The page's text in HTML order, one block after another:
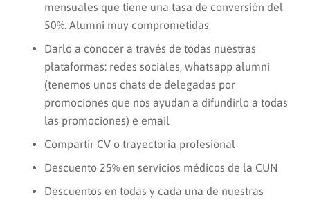
mensuales que tiene una tasa de conversión del
50%. Alumni muy comprometidas
Darlo a conocer a través de todas nuestras
plataformas: redes sociales, whatsapp alumni
(tenemos unos chats de delegadas por
promociones que nos ayudan a difundirlo a todas
las promociones) e email
Compartir CV o trayectoria profesional
Descuento 25% en servicios médicos de la CUN
Descuentos en todas y cada una de nuestras